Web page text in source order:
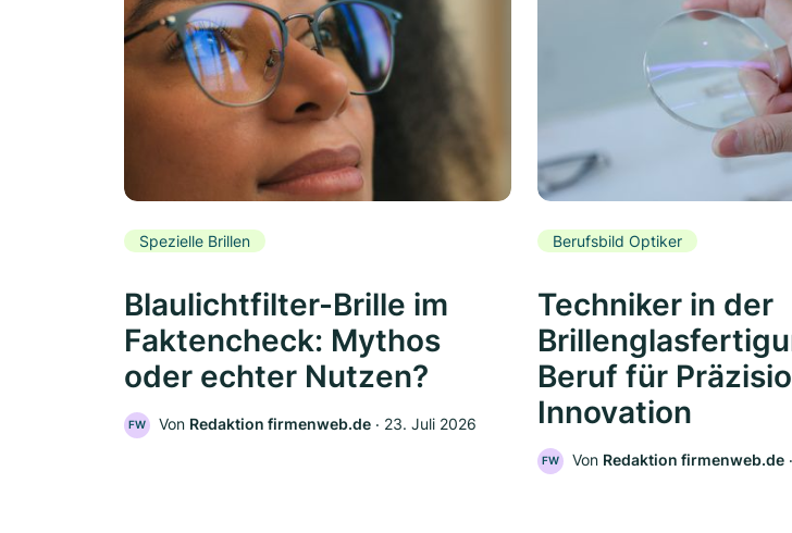
Spezielle Brillen
Blaulichtfilter-Brille im
Faktencheck: Mythos
oder echter Nutzen?
FW Von Redaktion firmenweb.de ‧ 23. Juli 2026
Berufsbild Optiker
Techniker in der
Beruf für
Innovation
FW Von Redaktion firmenweb.de ‧